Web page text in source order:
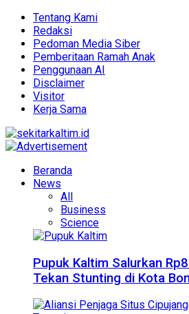
Tentang Kami
Redaksi
Pedoman Media Siber
Pemberitaan Ramah Anak
Penggunaan AI
Disclaimer
Visitor
Kerja Sama
Beranda
News
All
Business
Science
Pupuk Kaltim Salurkan
Tekan Stunting di Kota